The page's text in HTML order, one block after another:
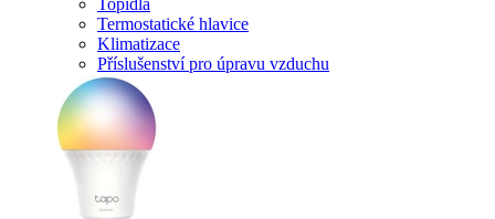
Topidla
Termostatické hlavice
Klimatizace
Příslušenství pro úpravu vzduchu